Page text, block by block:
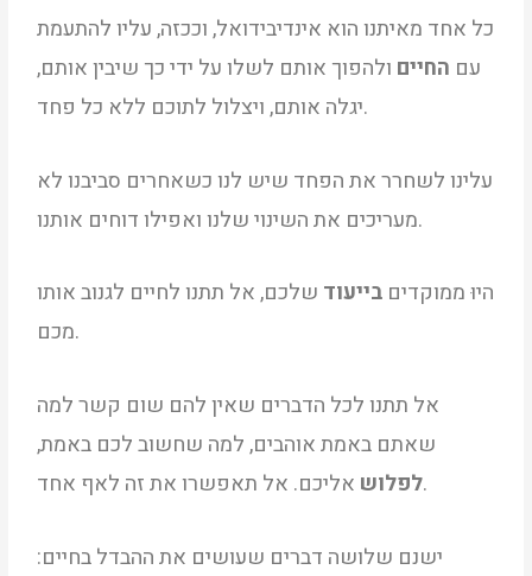
כל אחד מאיתנו הוא אינדיבידואל, וככזה, עליו להתעמת
עם החיים ולהפוך אותם לשלו על ידי כך שיבין אותם,
יגלה אותם, ויצלול לתוכם ללא כל פחד.
עלינו לשחרר את הפחד שיש לנו כשאחרים סביבנו לא
מעריכים את השינוי שלנו ואפילו דוחים אותנו.
היוּ ממוקדים בייעוד שלכם, אל תתנו לחיים לגנוב אותו
מכם.
אל תתנו לכל הדברים שאין להם שום קשר למה
שאתם באמת אוהבים, למה שחשוב לכם באמת,
לפלושאליכם. אל תאפשרו את זה לאף אחד.
ישנם שלושה דברים שעושים את ההבדל בחיים: